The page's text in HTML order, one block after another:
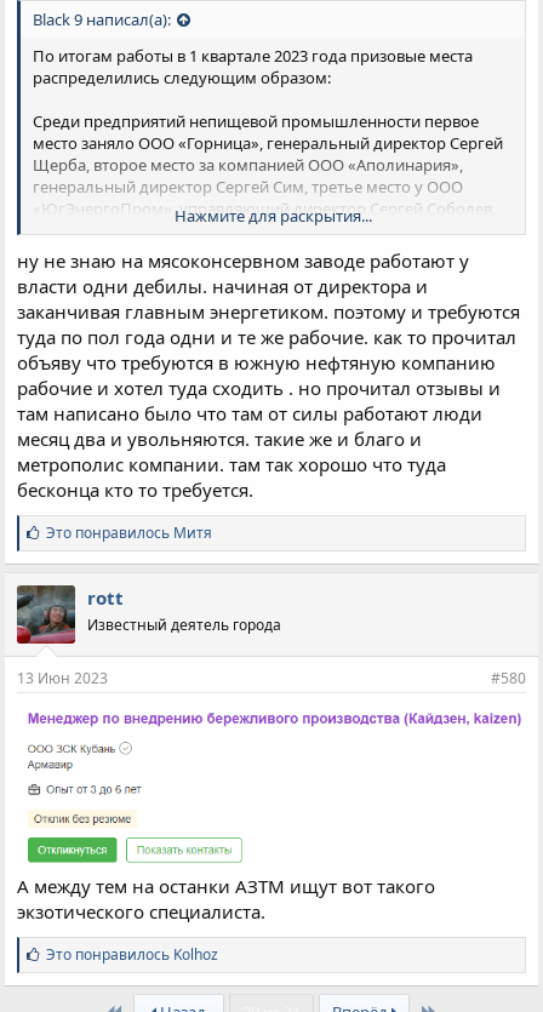
стало ООО «Армавирский мясоконсервный комбинат»,
генеральный директор Ильяс Альмурзиев, второе место
завоевало ООО «Компания Благо», управляющий директор
Фёдор Мальцев, бронзовым призером стало АО
«Армавирский хлебопродукт», генеральный директор Эдуард
Пушкарский.
https://armawir.ru/press-
center/news/Aktualnyetemy/VARMAVIREVYBRALILUCHSHIEPRED
Black 9 написал(а):
По итогам работы в 1 квартале 2023 года призовые места
распределились следующим образом:
Среди предприятий непищевой промышленности первое
место заняло ООО «Горница», генеральный директор Сергей
Щерба, второе место за компанией ООО «Аполинария»,
генеральный директор Сергей Сим, третье место у ООО
«ЮгЭнергоПром», управляющий директор Сергей Соболев.
Лучшим среди предприятий пищевой промышленности
стало ООО «Армавирский мясоконсервный комбинат»,
генеральный директор Ильяс Альмурзиев, второе место
завоевало ООО «Компания Благо», управляющий директор
Фёдор Мальцев, бронзовым призером стало АО
«Армавирский хлебопродукт», генеральный директор Эдуард
Пушкарский.
https://armawir.ru/press-
center/news/Aktualnyetemy/VARMAVIREVYBRALILUCHSHIEPRED
PRIYATIYAGORODA/
Нажмите для раскрытия...
ну не знаю на мясоконсервном заводе работают у
власти одни дебилы. начиная от директора и
заканчивая главным энергетиком. поэтому и требуются
туда по пол года одни и те же рабочие. как то прочитал
объяву что требуются в южную нефтяную компанию
рабочие и хотел туда сходить . но прочитал отзывы и
там написано было что там от силы работают люди
месяц два и увольняются. такие же и благо и
метрополис компании. там так хорошо что туда
бесконца кто то требуется.
С
и
м
п
а
т
и
:
Это понравилось Митя
rott
Известный деятель города
13 Июн 2023 #580
А между тем на останки АЗТМ ищут вот такого
экзотического специалиста.
С
и
м
Это понравилось Kolhoz